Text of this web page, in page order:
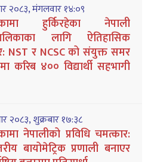
२०८३, मंगलवार १४:०९
हुर्किरहेका नेपाली
लागि ऐतिहासिक
NST र NCSC को संयुक्त समर
करिब ४०० विद्यार्थी सहभागी
२०८३, शुक्रबार १७:३८
नेपालीको प्रविधि चमत्कार:
बायोमेट्रिक प्रणाली बनाएर